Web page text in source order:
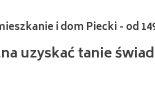
uzyskać tanie